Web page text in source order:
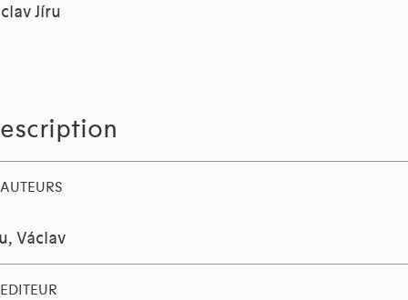
Jíru
AUTEURS
Václav
EDITEUR